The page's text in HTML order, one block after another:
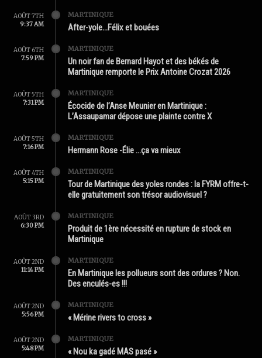
AOÛT 7TH
9:37 AM
MARTINIQUE
After-yole…Félix et bouées
AOÛT 6TH
7:59 PM
MARTINIQUE
Un noir fan de Bernard Hayot et des békés de
Martinique remporte le Prix Antoine Crozat 2026
AOÛT 5TH
7:31 PM
MARTINIQUE
Écocide de l’Anse Meunier en Martinique :
L’Assaupamar dépose une plainte contre X
AOÛT 5TH
7:16 PM
MARTINIQUE
Hermann Rose -Élie …ça va mieux
AOÛT 4TH
5:15 PM
MARTINIQUE
Tour de Martinique des yoles rondes : la FYRM offre-t-
elle gratuitement son trésor audiovisuel ?
AOÛT 3RD
6:30 PM
MARTINIQUE
Produit de 1ère nécessité en rupture de stock en
Martinique
AOÛT 2ND
11:14 PM
MARTINIQUE
En Martinique les pollueurs sont des ordures ? Non.
Des enculés-es !!!
AOÛT 2ND
5:56 PM
MARTINIQUE
« Mérine rivers to cross »
AOÛT 2ND
5:48 PM
MARTINIQUE
« Nou ka gadé MAS pasé »